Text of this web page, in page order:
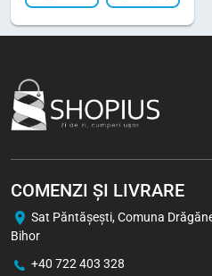
COMENZI ȘI LIVRARE
Sat Păntăşeşti, Comuna
Bihor
+40 722 403 328